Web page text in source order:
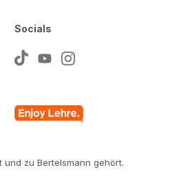
Socials
und zu Bertelsmann gehört.